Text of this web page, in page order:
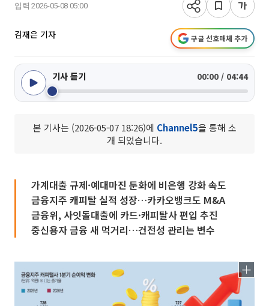
입력 2026-05-08 05:00
김재은 기자 구글 선호매체 추가
기사 듣기 00:00 / 04:44
본 기사는 (2026-05-07 18:26)에 Channel5을 통해 소
개 되었습니다.
가계대출 규제·예대마진 둔화에 비은행 강화 속도
금융지주 캐피탈 실적 성장…카카오뱅크도 M&A
금융위, 사잇돌대출에 카드·캐피탈사 편입 추진
중신용자 금융 새 먹거리…건전성 관리는 변수